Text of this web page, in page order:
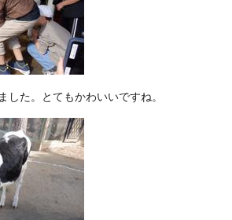
た。とてもかわいいですね。